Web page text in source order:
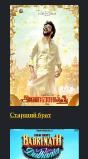
Старший брат